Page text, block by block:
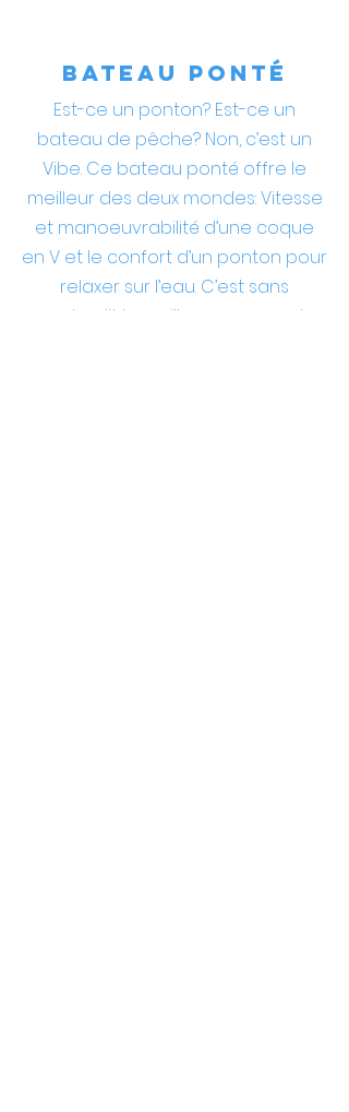
BATEAU PONTÉ
Est-ce un ponton? Est-ce un
bateau de pêche? Non, c’est un
Vibe. Ce bateau ponté offre le
meilleur des deux mondes: Vitesse
et manoeuvrabilité d’une coque
en V et le confort d’un ponton pour
relaxer sur l’eau. C’est sans
contredit le meilleur compromis